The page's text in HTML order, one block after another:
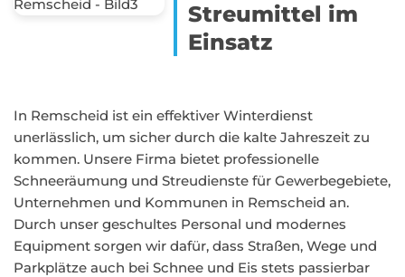
Streumittel im
Einsatz
In Remscheid ist ein effektiver Winterdienst
unerlässlich, um sicher durch die kalte Jahreszeit zu
kommen. Unsere Firma bietet professionelle
Schneeräumung und Streudienste für Gewerbegebiete,
Unternehmen und Kommunen in Remscheid an.
Durch unser geschultes Personal und modernes
Equipment sorgen wir dafür, dass Straßen, Wege und
Parkplätze auch bei Schnee und Eis stets passierbar